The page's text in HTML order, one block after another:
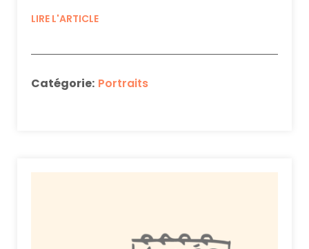
LIRE L'ARTICLE
Catégorie: Portraits